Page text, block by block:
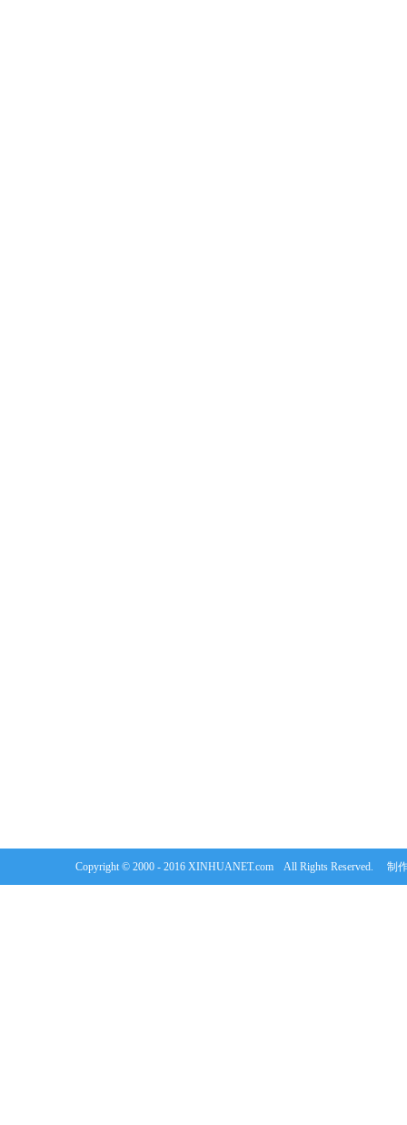
Copyright © 2000 - 2016 XINHUANET.com All Rights Reserved. 制